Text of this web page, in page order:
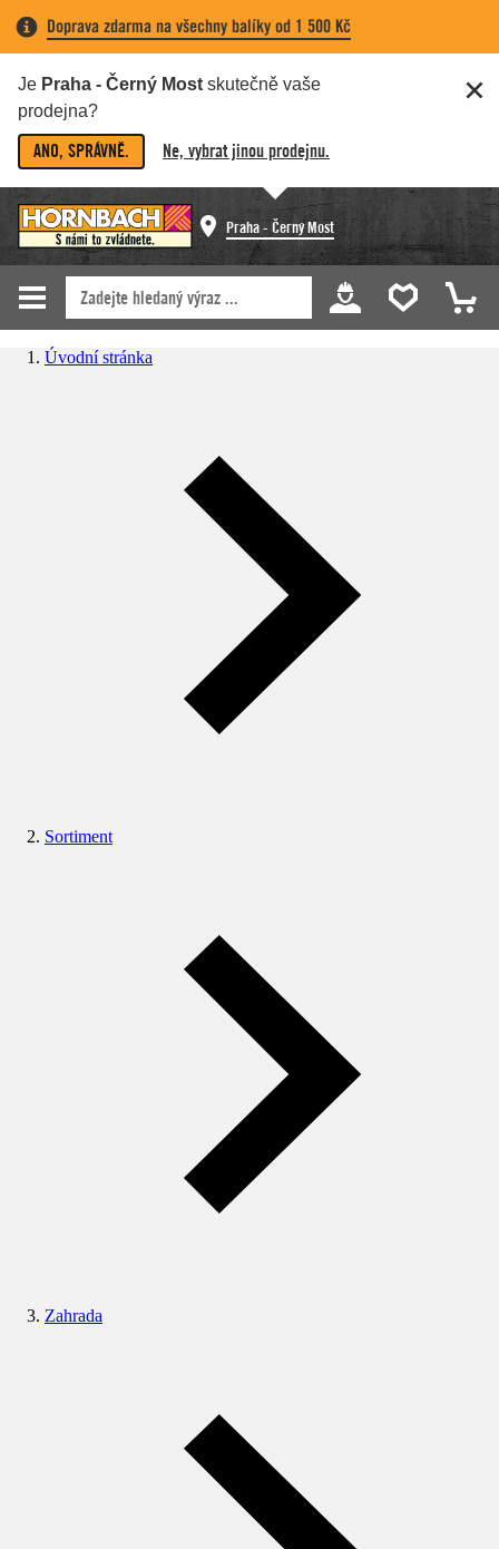
Doprava zdarma na všechny balíky od 1 500 Kč
Je Praha - Černý Most skutečně vaše
prodejna?
ANO, SPRÁVNĚ. Ne, vybrat jinou prodejnu.
Praha - Černý Most
Úvodní stránka
Sortiment
Zahrada